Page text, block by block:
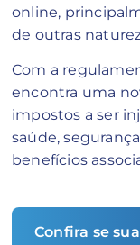
online,
de outras
Com a
encontra uma
impostos a ser
saúde,
benefícios
Confira se